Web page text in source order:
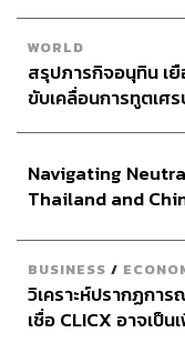
WORLD
สรุปภารกิจอนุทิน เ
ขับเคลื่อนการทูตเศ
Navigating
Thailand and
BUSINESS /
วิเคราะห์ปรากฏกา
เชื่อ CLICX อาจเป็